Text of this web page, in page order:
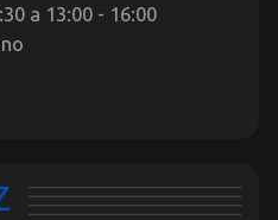
a 13:00 - 16:00